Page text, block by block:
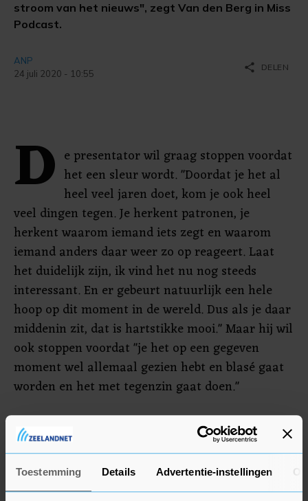
Toestemming Details Advertentie-instellingen
stroom van het nieuws", zegt Van den Berg in Miss
Podcast.
ANP
24 juli 2020 - 10:55
share DELEN
D e presentator wil graag stoppen voordat
het een sleur wordt. "Doordat je het al
heel veel jaren doet, kom je ook heel
veel dingen tegen. Je herkent patronen, je
herkent waarom iemand iets zegt en waarom
iemand anders daar weer zo op reageert. Laat
het duidelijk zijn, ik vind het nu nog steeds
interessant. En er gebeurt natuurlijk een hele
hoop op dit moment in de wereld. Dus als je daar
middenin zit, dat is hartstikke mooi." Maar hij wil
ook stoppen voordat "je het op een gegeven
moment wel allemaal gezien hebt en blasé gaat
worden en het met tegenzin gaat doen."
Van den Berg blijft wekelijks radio maken voor
een internetzender vanuit zijn studio aan huis.